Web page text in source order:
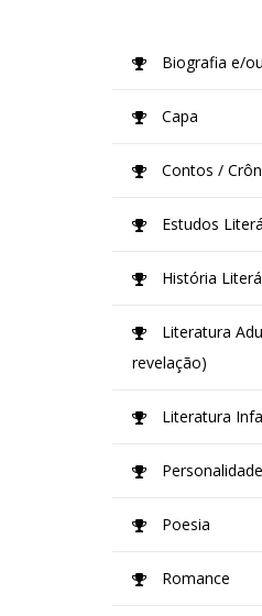
Biografia e/
Capa
Contos /
Estudos
História
Literatura
revelação)
Literatura
Poesia
Romance